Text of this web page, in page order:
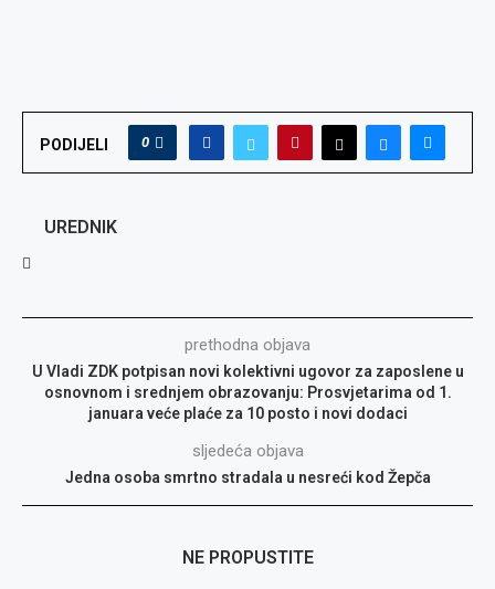
PODIJELI 0
UREDNIK
prethodna objava
U Vladi ZDK potpisan novi kolektivni ugovor za zaposlene u
osnovnom i srednjem obrazovanju: Prosvjetarima od 1.
januara veće plaće za 10 posto i novi dodaci
sljedeća objava
Jedna osoba smrtno stradala u nesreći kod Žepča
NE PROPUSTITE